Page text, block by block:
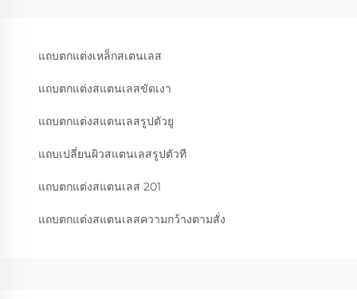
แถบตกแต่งเหล็กสเตนเลส
แถบตกแต่งสแตนเลสขัดเงา
แถบตกแต่งสแตนเลสรูปตัวยู
แถบเปลี่ยนผิวสแตนเลสรูปตัวที
แถบตกแต่งสแตนเลส 201
แถบตกแต่งสแตนเลสความกว้างตามสั่ง